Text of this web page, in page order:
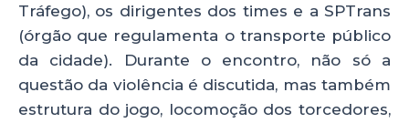
Tráfego), os dirigentes dos times e a SPTrans
(órgão que regulamenta o transporte público
da cidade). Durante o encontro, não só a
questão da violência é discutida, mas também
estrutura do jogo, locomoção dos torcedores,